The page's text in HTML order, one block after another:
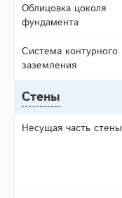
Облицовка цоколя
фундамента
Система контурного
заземления
Стены
Несущая часть стены